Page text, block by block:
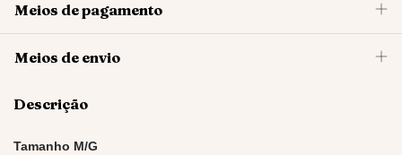
Meios de pagamento
Meios de envio
Descrição
Tamanho M/G